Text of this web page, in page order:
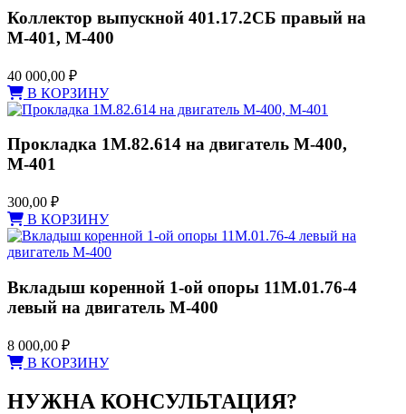
Коллектор выпускной 401.17.2СБ правый на
М-401, М-400
40 000,00 ₽
В КОРЗИНУ
Прокладка 1М.82.614 на двигатель М-400,
М-401
300,00 ₽
В КОРЗИНУ
Вкладыш коренной 1-ой опоры 11М.01.76-4
левый на двигатель М-400
8 000,00 ₽
В КОРЗИНУ
НУЖНА КОНСУЛЬТАЦИЯ?